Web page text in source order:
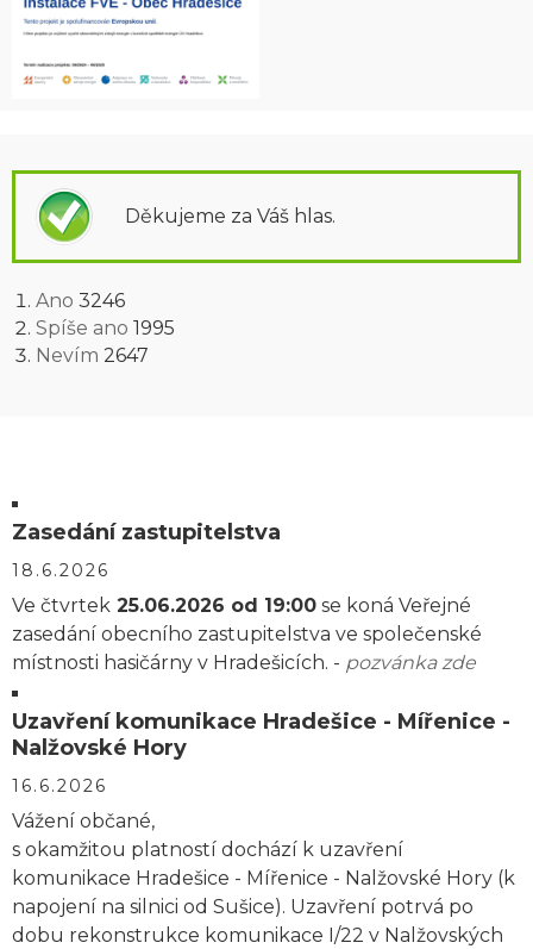
Děkujeme za Váš hlas.
Ano 3246
Spíše ano 1995
Nevím 2647
Zasedání zastupitelstva
18.6.2026
Ve čtvrtek 25.06.2026 od 19:00 se koná Veřejné
zasedání obecního zastupitelstva ve společenské
místnosti hasičárny v Hradešicích. - pozvánka zde
Uzavření komunikace Hradešice - Mířenice -
Nalžovské Hory
16.6.2026
Vážení občané,
s okamžitou platností dochází k uzavření
komunikace Hradešice - Mířenice - Nalžovské Hory (k
napojení na silnici od Sušice). Uzavření potrvá po
dobu rekonstrukce komunikace I/22 v Nalžovských